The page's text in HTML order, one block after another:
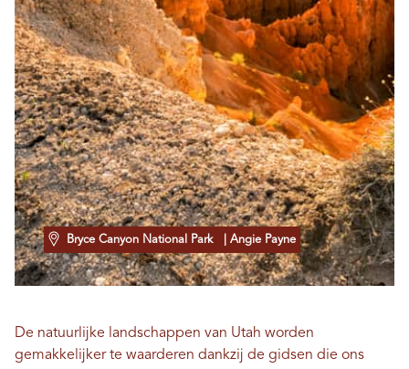
Bryce Canyon National Park | Angie Payne
De natuurlijke landschappen van Utah worden
gemakkelijker te waarderen dankzij de gidsen die ons